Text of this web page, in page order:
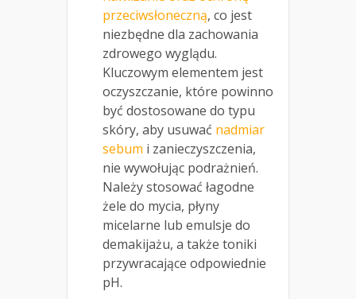
przeciwsłoneczną, co jest
niezbędne dla zachowania
zdrowego wyglądu.
Kluczowym elementem jest
oczyszczanie, które powinno
być dostosowane do typu
skóry, aby usuwać nadmiar
sebum i zanieczyszczenia,
nie wywołując podrażnień.
Należy stosować łagodne
żele do mycia, płyny
micelarne lub emulsje do
demakijażu, a także toniki
przywracające odpowiednie
pH.